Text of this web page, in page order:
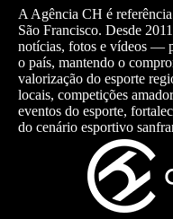
A Agência CH é
São Francisco. Desde
notícias, fotos e vídeos —
o país, mantendo o
valorização do esporte
locais, competições
eventos do esporte,
do cenário esportivo